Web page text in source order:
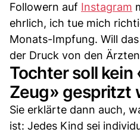
Followern auf Instagram
ehrlich, ich tue mich
Monats-Impfung. Will
der Druck von den
Tochter soll kein
Zeug» gespritzt
Sie erklärte dann auch,
ist: Jedes Kind sei